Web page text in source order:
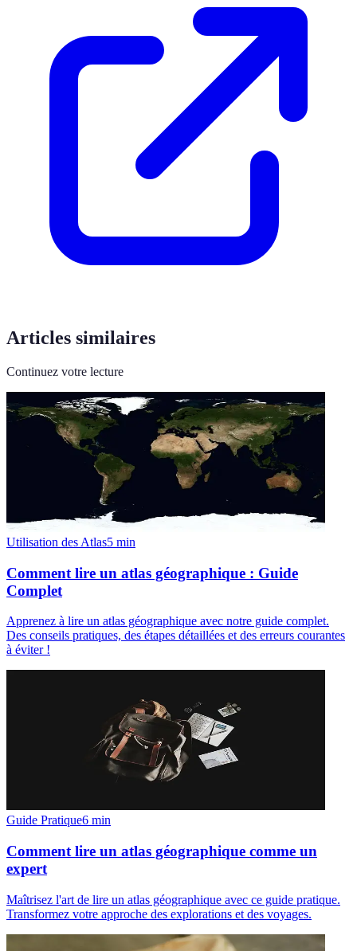
Articles similaires
Continuez votre lecture
Utilisation des Atlas5 min
Comment lire un atlas géographique : Guide
Complet
Apprenez à lire un atlas géographique avec notre guide complet.
Des conseils pratiques, des étapes détaillées et des erreurs courantes
à éviter !
Guide Pratique6 min
Comment lire un atlas géographique comme un
expert
Maîtrisez l'art de lire un atlas géographique avec ce guide pratique.
Transformez votre approche des explorations et des voyages.